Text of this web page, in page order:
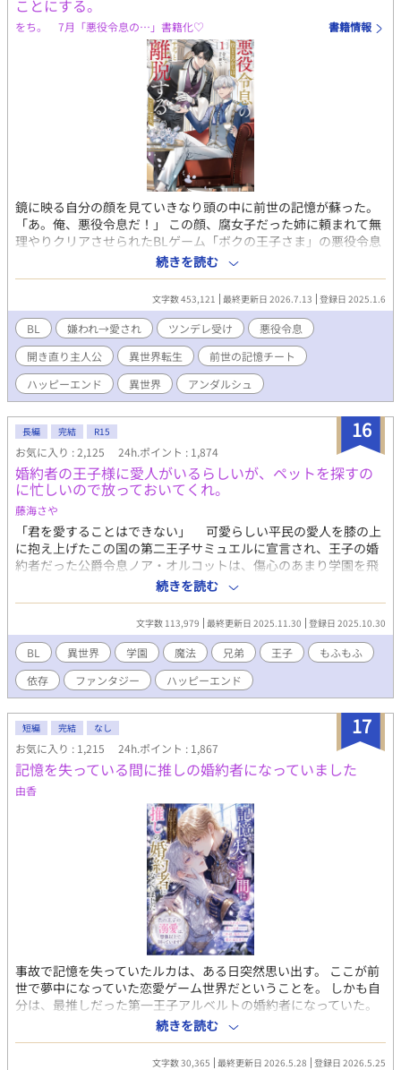
ことにする。
をち。 7月「悪役令息の…」書籍化♡ 書籍情報
鏡に映る自分の顔を見ていきなり頭の中に前世の記憶が蘇った。
「あ。俺、悪役令息だ！」 この顔、腐女子だった姉に頼まれて無
理やりクリアさせられたBLゲーム「ボクの王子さま」の悪役令息
ことスノーデン公爵家長男、ミルリースだ。 確か、プライドが高
く、主役である人気者の次男レオリースを妬み虐げまくるザ・悪
役。 ということになっている。 そう。俺は何もしていない。なの
に一方的に「人気者の次男を妬んで虐める性格の悪い長男」とい
う役所にされてきたのだ。 いかんせん俺はクールな美少年すぎ
た。 伶俐な美貌と目の下のクマのせいで、黙っているだけで近寄
りがたく見えてしまう。疲れてため息を吐けば「気だるい怠惰な
空気を滲ませ」ているように見え「何を思うのか、その瞳を忌々
しげに燻らせていた」となるわけだ。 何をしても妬まれる。 成績
席だからと弟を見下し、蔑むような笑みを口元に浮かべた」と言
われた。さすがにその日は夜ベッドでこっそり泣いた。 成績だっ
て学年トップを維持してる。なのに「公爵家の権力を利用して裏
から手を回し成績を操作している」と思われている。 なんでなん
だ！なんなら寝る間も惜しんで頑張っているのに！ こんな感じで
全てが「悪役ムーブ」に変換されてしまう。 弟が可愛らしいタイ
プで人懐こい愛されキャラなのもまた俺を悪役に見せるのに一役
かっていた。 このままいったら主人公を虐げた冷酷な兄として断
罪され、僻地で無念の死を遂げることになる。 おかしいだろう
が！ そのどれもこれも俺が「悪役令息」だから。 そういう役回り
だから。 俺の心は折れた。 これまでは皆に誤解され遠巻きにされ
てきた。 親には「可愛げがない」と言われ、弟は何をしても褒め
て可愛がるくせに、俺は主席になろうが「長男なのだから当たり
前」。 それでも「頑張っていたらいつか分かってくれる」と不平
不満もいわずに我慢してきた。 だが、何をしたって「悪役令息」
なら意味なんてない。 どうせ悪役にされるのなら、いっそ好き勝
手に生きてやろう。 悪役上等！これからは我慢なんてしない。 家
の為だとか長男だとか知ったことか！ こんな家、レオリースにく
れてやる！ 俺は俺で独立して裕福な平民として生きる。 幸い前世
の知識も思い出したから、生活能力はあると思う。平民暮らしも
なんの問題もない。 前世の知識を活かし、自分の道は自分で切り
開くのだ。 ※※※※※※※※ お陰様で、7月にアルファポリス様
よりアンダルシュノベルズｂにて書籍化していただくこととなり
ました♡ ありがとうございますううう！！ イイネやコメントおま
続きを読む
文字数 453,121 最終更新日 2026.7.13 登録日 2025.1.6
BL 嫌われ→愛され ツンデレ受け
悪役令息
開き直り主人公
異世界転生
前世の記憶チート
ハッピーエンド
異世界 アンダルシュ
16
長編 完結 R15
お気に入り : 2,125 24h.ポイント : 1,874
婚約者の王子様に愛人がいるらしいが、ペットを探すの
に忙しいので放っておいてくれ。
藤海さや
「君を愛することはできない」 可愛らしい平民の愛人を膝の上
に抱え上げたこの国の第二王子サミュエルに宣言され、王子の婚
約者だった公爵令息ノア・オルコットは、傷心のあまり学園を飛
び出してしまった……というのが学園の生徒たちの認識である。
だがノアの本当の目的は、行方不明の自分のペット（魔王の側
近だったらしい）の捜索だった。通りすがりの魔族に道を尋ねて
目的地へ向かう途中、ノアは完璧な変装をしていたにも関わら
ず、何故かノアを追ってきたらしい王子サミュエルに捕まってし
まう。 ◇拙作「僕が勇者に殺された件。」に出てきたノアの話で
すが、一応単体でも読めます。 ◇テキトー設定。細かいツッコミ
はご容赦ください。見切り発車なので不定期更新となります。
続きを読む
文字数 113,979 最終更新日 2025.11.30 登録日 2025.10.30
BL 異世界 学園 魔法 兄弟 王子
もふもふ
依存
ファンタジー ハッピーエンド
17
短編 完結 なし
お気に入り : 1,215 24h.ポイント : 1,867
記憶を失っている間に推しの婚約者になっていました
由香
事故で記憶を失っていたルカは、ある日突然思い出す。 ここが前
世で夢中になっていた恋愛ゲーム世界だということを。 しかも自
分は、最推しだった第一王子アルベルトの婚約者になっていた。
甘すぎる距離感。 慣れたように落とされるキス。 そして見え隠れ
する、王子の重すぎる執着。 忘れていた恋を、もう一度始める貴
続きを読む
文字数 30,365 最終更新日 2026.5.28 登録日 2026.5.25